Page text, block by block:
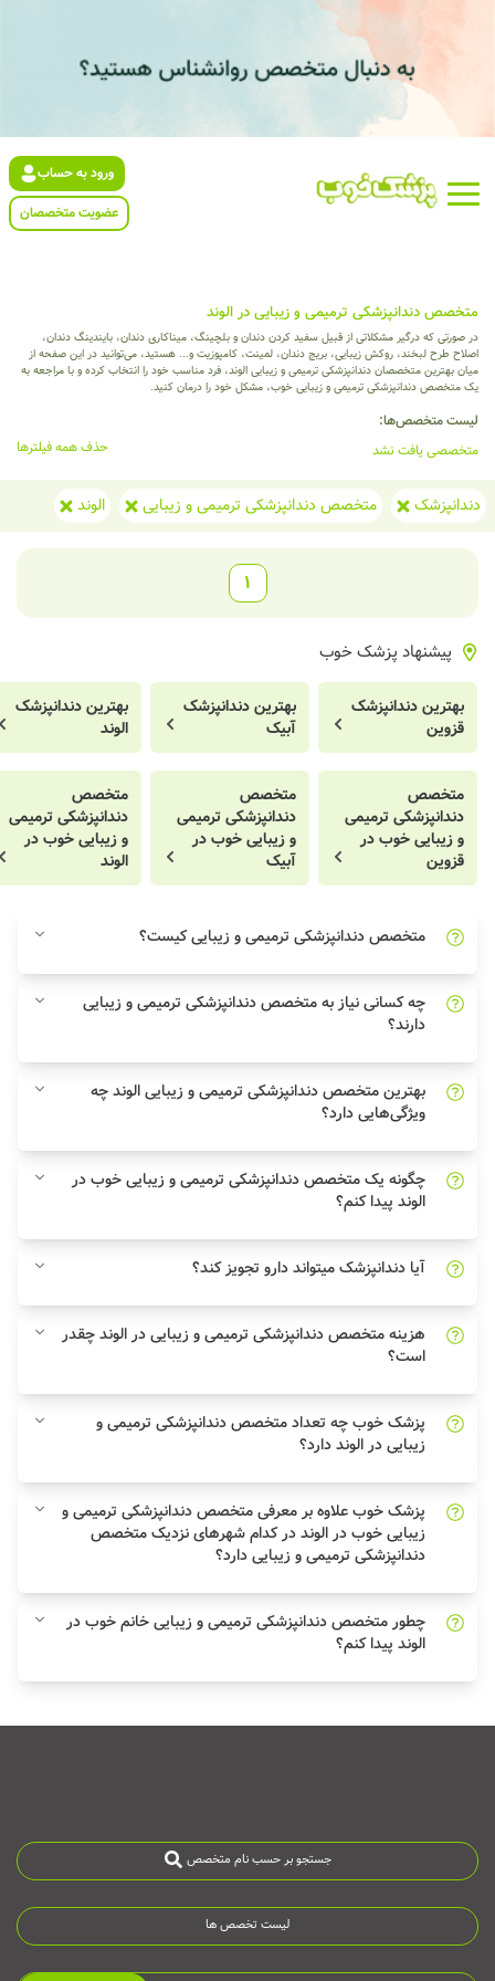
ورود به حساب
عضویت متخصصان
متخصص دندانپزشکی ترمیمی و زیبایی در الوند
در صورتی که درگیر مشکلاتی از قبیل سفید کردن دندان و بلچینگ، میناکاری دندان، بایندینگ دندان،
اصلاح طرح لبخند، روکش زیبایی، بریج دندان، لمینت، کامپوزیت و... هستید، می‌توانید در این صفحه از
میان بهترین متخصصان دندانپزشکی ترمیمی و زیبایی الوند، فرد مناسب خود را انتخاب کرده و با مراجعه به
یک متخصص دندانپزشکی ترمیمی و زیبایی خوب، مشکل خود را درمان کنید.
لیست متخصص‌ها:
متخصصی یافت نشد
حذف همه فیلترها
دندانپزشک متخصص دندانپزشکی ترمیمی و زیبایی الوند
1
پیشنهاد پزشک خوب
بهترین دندانپزشک
قزوین
بهترین دندانپزشک
آبیک
بهترین دندانپزشک
الوند
متخصص
دندانپزشکی ترمیمی
و زیبایی خوب در
قزوین
متخصص
دندانپزشکی ترمیمی
و زیبایی خوب در
آبیک
متخصص
دندانپزشکی ترمیمی
و زیبایی خوب در
الوند
متخصص دندانپزشکی ترمیمی و زیبایی کیست؟
چه کسانی نیاز به متخصص دندانپزشکی ترمیمی و زیبایی
دارند؟
بهترین متخصص دندانپزشکی ترمیمی و زیبایی الوند چه
ویژگی‌هایی دارد؟
چگونه یک متخصص دندانپزشکی ترمیمی و زیبایی خوب در
الوند پیدا کنم؟
آیا دندانپزشک میتواند دارو تجویز کند؟
هزینه متخصص دندانپزشکی ترمیمی و زیبایی در الوند چقدر
است؟
پزشک خوب چه تعداد متخصص دندانپزشکی ترمیمی و
زیبایی در الوند دارد؟
پزشک خوب علاوه بر معرفی متخصص دندانپزشکی ترمیمی و
زیبایی خوب در الوند در کدام شهرهای نزدیک متخصص
دندانپزشکی ترمیمی و زیبایی دارد؟
چطور متخصص دندانپزشکی ترمیمی و زیبایی خانم خوب در
الوند پیدا کنم؟
جستجو بر حسب نام متخصص
لیست تخصص ها